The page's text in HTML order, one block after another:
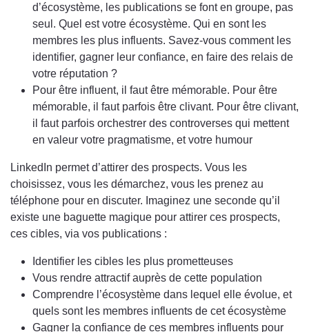
d’écosystème, les publications se font en groupe, pas
seul. Quel est votre écosystème. Qui en sont les
membres les plus influents. Savez-vous comment les
identifier, gagner leur confiance, en faire des relais de
votre réputation ?
Pour être influent, il faut être mémorable. Pour être
mémorable, il faut parfois être clivant. Pour être clivant,
il faut parfois orchestrer des controverses qui mettent
en valeur votre pragmatisme, et votre humour
LinkedIn permet d’attirer des prospects. Vous les
choisissez, vous les démarchez, vous les prenez au
téléphone pour en discuter. Imaginez une seconde qu’il
existe une baguette magique pour attirer ces prospects,
ces cibles, via vos publications :
Identifier les cibles les plus prometteuses
Vous rendre attractif auprès de cette population
Comprendre l’écosystème dans lequel elle évolue, et
quels sont les membres influents de cet écosystème
Gagner la confiance de ces membres influents pour